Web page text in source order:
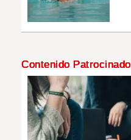
Contenido Patrocinado